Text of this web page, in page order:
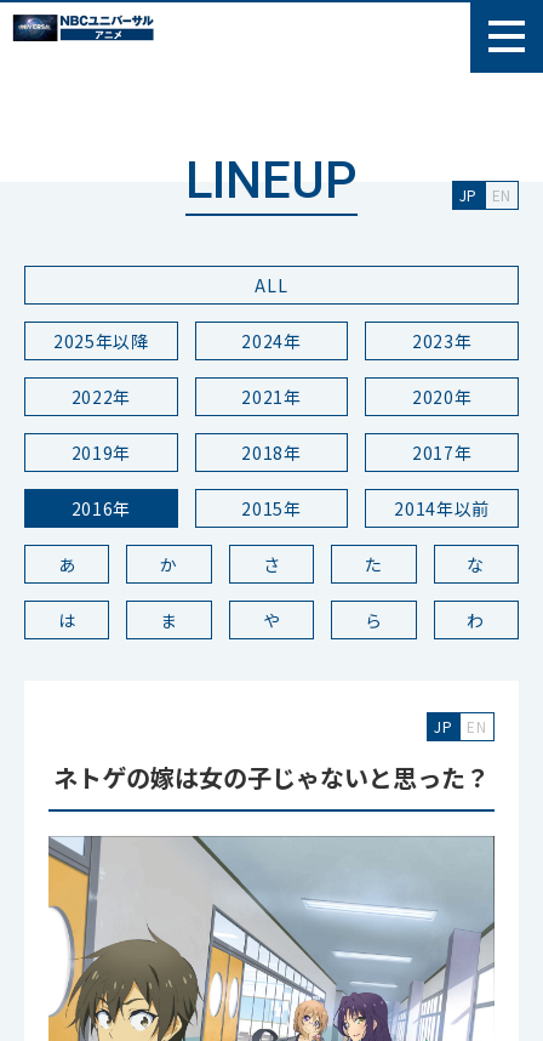
JP EN
LINEUP
ALL
2025年以降 2024年 2023年
2022年 2021年 2020年
2019年 2018年 2017年
2016年 2015年 2014年以前
あ か さ た な
は ま や ら わ
JP EN
ネトゲの嫁は女の子じゃないと思った？